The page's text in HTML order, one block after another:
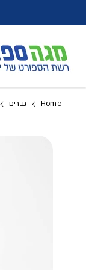
Home גברים